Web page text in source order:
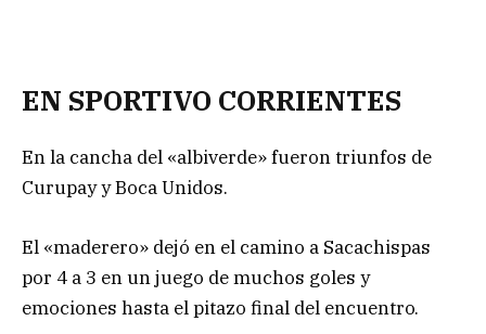
EN SPORTIVO CORRIENTES
En la cancha del «albiverde» fueron triunfos de
Curupay y Boca Unidos.
El «maderero» dejó en el camino a Sacachispas
por 4 a 3 en un juego de muchos goles y
emociones hasta el pitazo final del encuentro.